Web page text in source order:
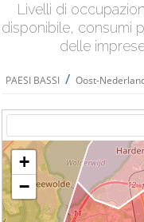
Livelli di
disponibile, consumi
delle
PAESI BASSI / Oost-